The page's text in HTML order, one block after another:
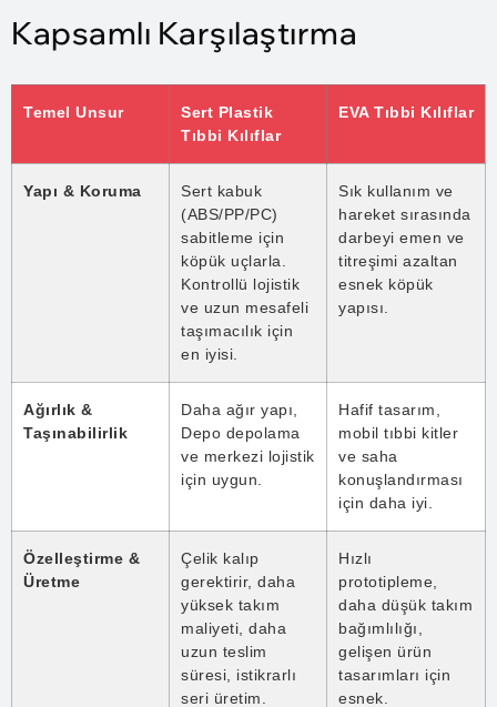
Kapsamlı Karşılaştırma
Temel Unsur
Sert Plastik
Tıbbi Kılıflar
EVA Tıbbi Kılıflar
Yapı & Koruma
Sert kabuk
(ABS/PP/PC)
sabitleme için
köpük uçlarla.
Kontrollü lojistik
ve uzun mesafeli
taşımacılık için
en iyisi.
Sık kullanım ve
hareket sırasında
darbeyi emen ve
titreşimi azaltan
esnek köpük
yapısı.
Ağırlık &
Taşınabilirlik
Daha ağır yapı,
Depo depolama
ve merkezi lojistik
için uygun.
Hafif tasarım,
mobil tıbbi kitler
ve saha
konuşlandırması
için daha iyi.
Özelleştirme &
Üretme
Çelik kalıp
gerektirir, daha
yüksek takım
maliyeti, daha
uzun teslim
süresi, istikrarlı
seri üretim.
Hızlı
prototipleme,
daha düşük takım
bağımlılığı,
gelişen ürün
tasarımları için
esnek.